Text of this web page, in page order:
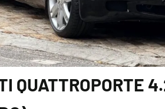
QUATTROPORTE